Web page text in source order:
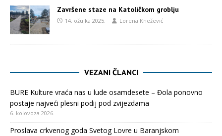
Završene staze na Katoličkom groblju
14. ožujka 2025. Lorena Knežević
VEZANI ČLANCI
BURE Kulture vraća nas u lude osamdesete – Đola ponovno
postaje najveći plesni podij pod zvijezdama
6. kolovoza 2026.
Proslava crkvenog goda Svetog Lovre u Baranjskom